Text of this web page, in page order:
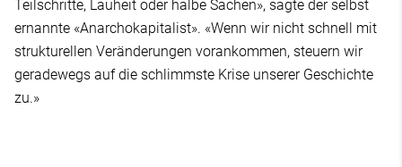
Teilschritte, Lauheit oder halbe Sachen», sagte der selbst
ernannte «Anarchokapitalist». «Wenn wir nicht schnell mit
strukturellen Veränderungen vorankommen, steuern wir
geradewegs auf die schlimmste Krise unserer Geschichte
zu.»